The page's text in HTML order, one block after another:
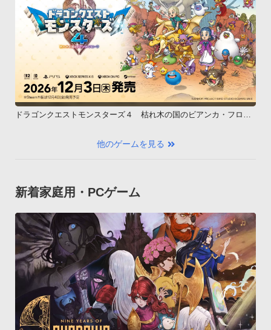
ドラゴンクエストモンスターズ４ 枯れ木の国のビアンカ・フロー
他のゲームを見る
新着家庭用・PCゲーム